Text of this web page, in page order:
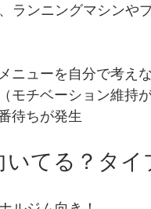
ランニングマシンや
ニューを自分で考え
モチベーション維持が
待ちが発生
てる？タイ